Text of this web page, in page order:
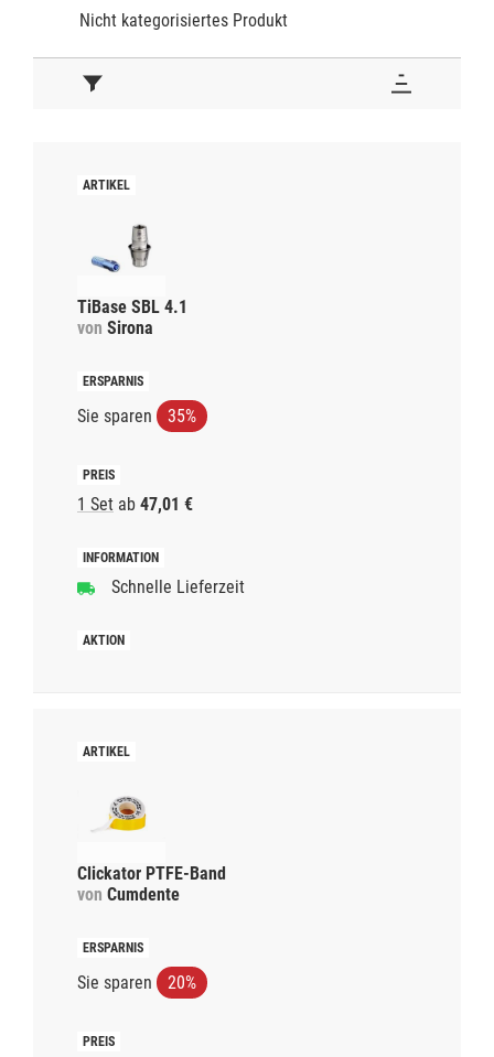
Nicht kategorisiertes Produkt
TiBase SBL 4.1
von Sirona
Sie sparen 35%
1 Set ab 47,01 €
Schnelle Lieferzeit
Clickator PTFE-Band
von Cumdente
Sie sparen 20%